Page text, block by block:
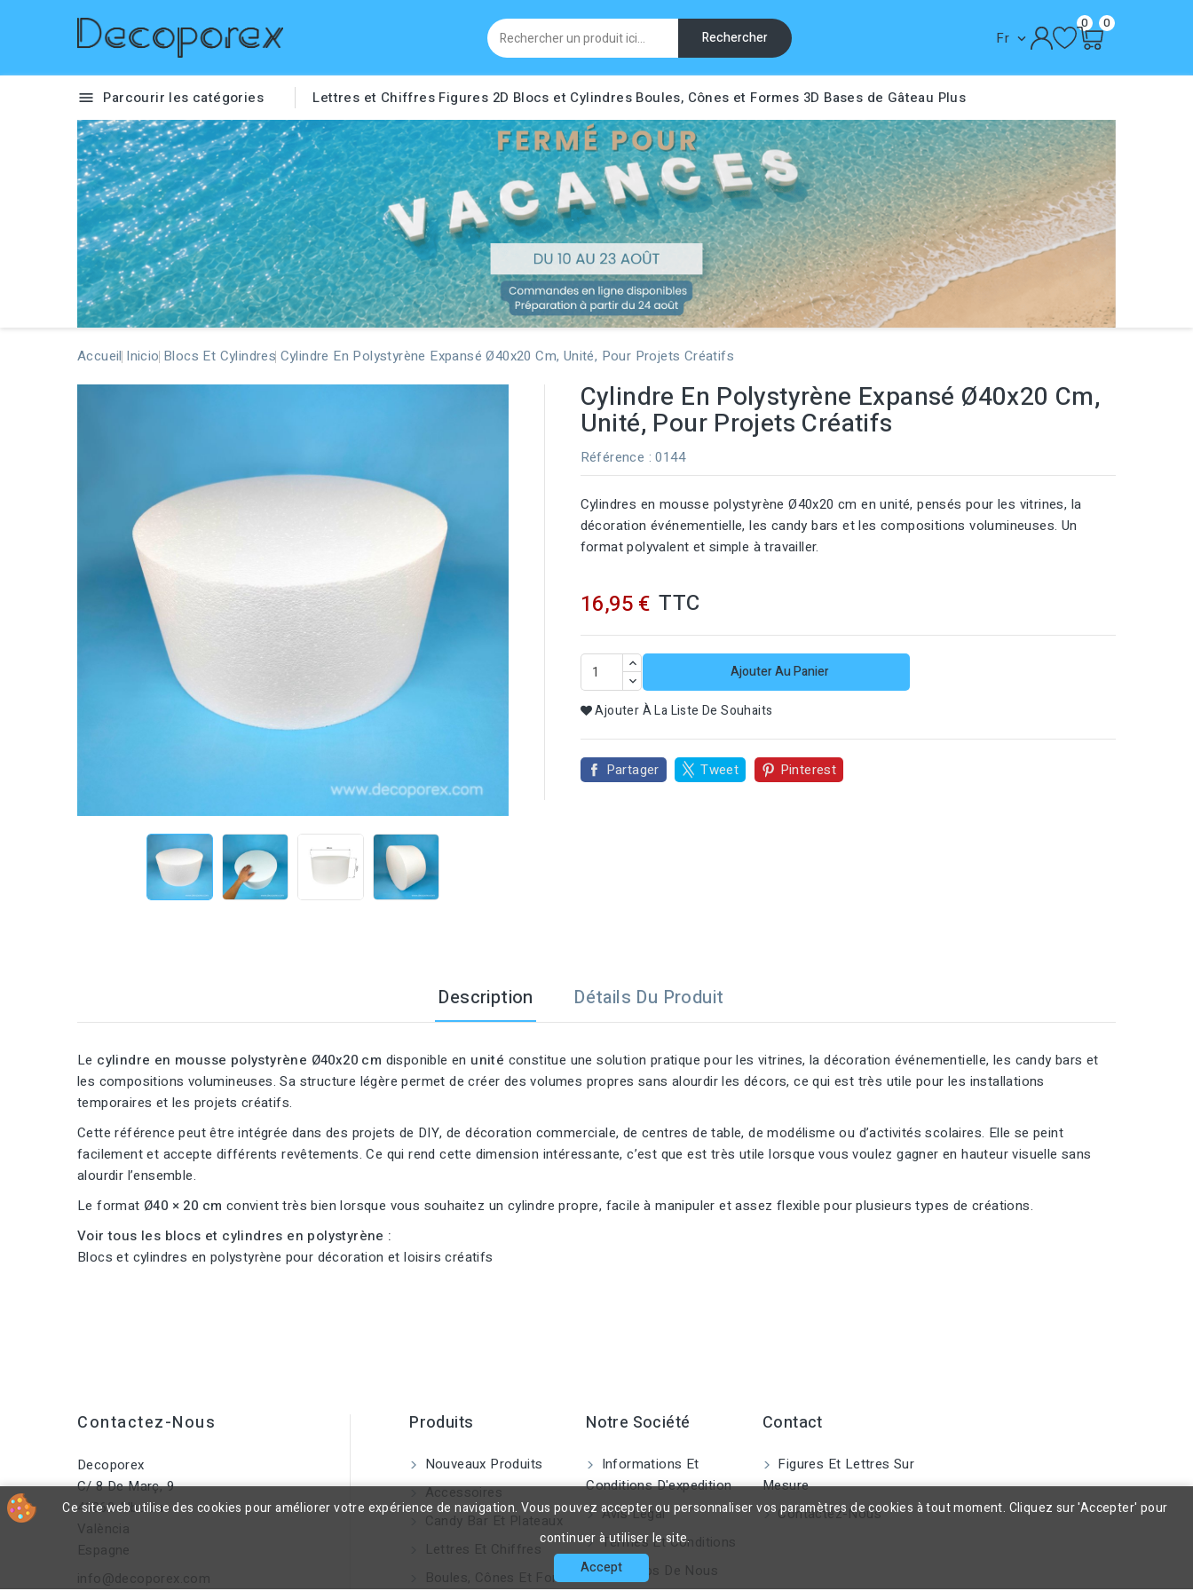
Rechercher Fr 
0 0
 Parcourir les catégories Lettres et Chiffres Figures 2D Blocs et Cylindres Boules, Cônes et Formes 3D Bases de Gâteau Plus
Accueil Inicio Blocs Et Cylindres Cylindre En Polystyrène Expansé Ø40x20 Cm, Unité, Pour Projets Créatifs

Cylindre En Polystyrène Expansé Ø40x20 Cm,
Unité, Pour Projets Créatifs
Référence : 0144
Cylindres en mousse polystyrène Ø40x20 cm en unité, pensés pour les vitrines, la
décoration événementielle, les candy bars et les compositions volumineuses. Un
format polyvalent et simple à travailler.
16,95 € TTC
Ajouter Au Panier
Ajouter À La Liste De Souhaits
Partager Tweet Pinterest
Description Détails Du Produit
Le cylindre en mousse polystyrène Ø40x20 cm disponible en unité constitue une solution pratique pour les vitrines, la décoration événementielle, les candy bars et
les compositions volumineuses. Sa structure légère permet de créer des volumes propres sans alourdir les décors, ce qui est très utile pour les installations
temporaires et les projets créatifs.
Cette référence peut être intégrée dans des projets de DIY, de décoration commerciale, de centres de table, de modélisme ou d’activités scolaires. Elle se peint
facilement et accepte différents revêtements. Ce qui rend cette dimension intéressante, c’est que est très utile lorsque vous voulez gagner en hauteur visuelle sans
alourdir l’ensemble.
Le format Ø40 × 20 cm convient très bien lorsque vous souhaitez un cylindre propre, facile à manipuler et assez flexible pour plusieurs types de créations.
Voir tous les blocs et cylindres en polystyrène :
Blocs et cylindres en polystyrène pour décoration et loisirs créatifs
Contactez-Nous
Decoporex
C/ 8 De Març, 9
46860 Albaida
València
Espagne
info@decoporex.com
Produits
Nouveaux Produits
Accessoires
Candy Bar Et Plateaux
Lettres Et Chiffres
Boules, Cônes Et Formes
Notre Société
Informations Et
Conditions D'expedition
Avis Légal
Termes Et Conditions
A Propos De Nous
Contact
Figures Et Lettres Sur
Mesure
Contactez-Nous
Ce site web utilise des cookies pour améliorer votre expérience de navigation. Vous pouvez accepter ou personnaliser vos paramètres de cookies à tout moment. Cliquez sur 'Accepter' pour
continuer à utiliser le site.
Accept